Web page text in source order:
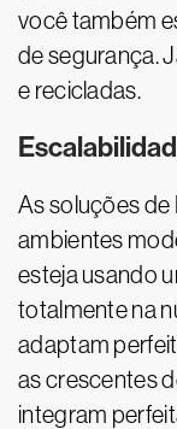
você também
de segurança.
e recicladas.
As soluções de
ambientes
esteja usando
totalmente na
adaptam
as crescentes
integram